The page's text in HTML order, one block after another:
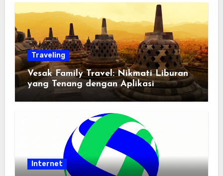
Traveling
Vesak Family Travel: Nikmati Liburan
yang Tenang dengan Aplikasi
Pemindai PDF
Internet